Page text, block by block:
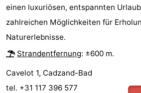
Gent
Die
Küste
-
Knokke-
Heist
-
Zeebrugge
-
einen luxuriösen, entspannten
zahlreichen Möglichkeiten für
Naturerlebnisse.
Strandentfernung: ±600 m.
Cavelot 1, Cadzand-Bad
tel. +31 117 396 577